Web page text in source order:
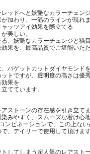
ッドへと妖艶なカラーチェンジ
加わり、一筋のラインが現れま
ッツアイ効果を際立てる
美しい。
、妖艶なカラーチェンジと猫目
果を、最高品質でご堪能いた
バゲットカットダイヤモンド
トですが、透明度の高さは優秀
果を
てています。
ストーンの存在感を引き立てま
みやすく、スムーズな着け心地
ンビネーションで、この上ない
、デイリーで使用して頂けます
してしまう超人気のレアストー